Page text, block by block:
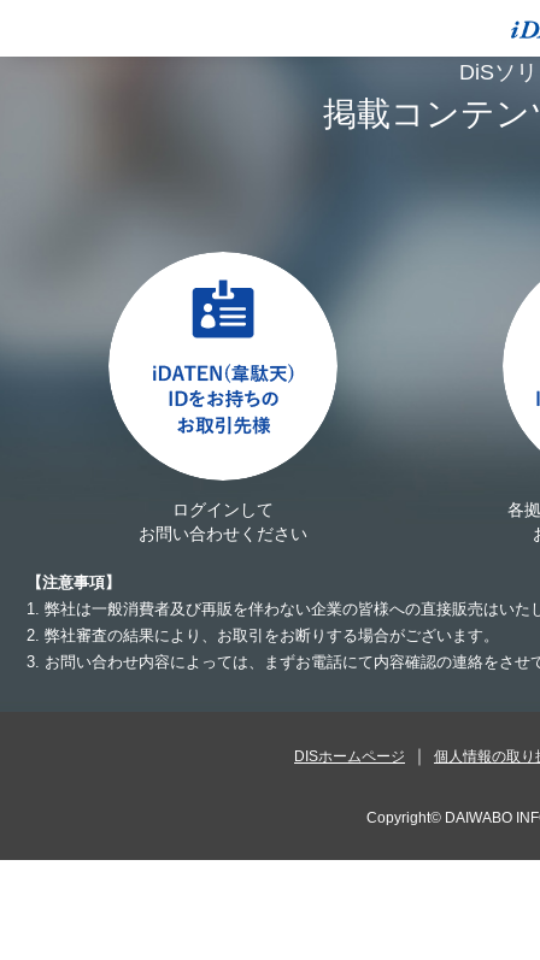
DiSソ
掲載コンテ
ログインして
お問い合わせください
各
【注意事項】
1. 弊社は一般消費者及び再販を伴わない企業の皆様への直接販売はいた
2. 弊社審査の結果により、お取引をお断りする場合がございます。
3. お問い合わせ内容によっては、まずお電話にて内容確認の連絡をさ
DISホームページ 個人情報の取り
Copyright© DAIWABO